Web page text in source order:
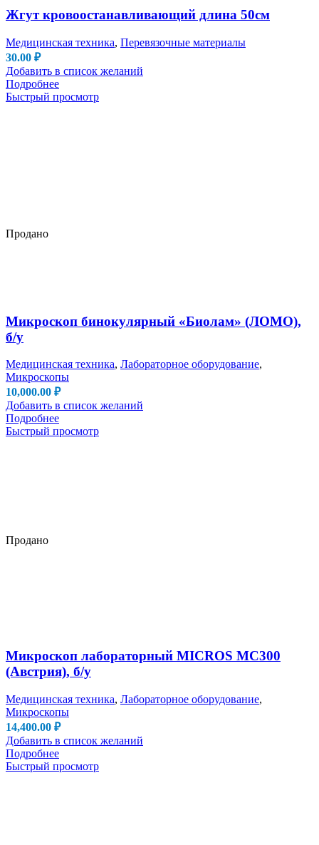
Продано
Жгут кровоостанавливающий длина 50см
Медицинская техника, Перевязочные материалы
30.00 ₽
Добавить в список желаний
Подробнее
Быстрый просмотр
Продано
Микроскоп бинокулярный «Биолам» (ЛОМО),
б/у
Медицинская техника, Лабораторное оборудование,
Микроскопы
10,000.00 ₽
Добавить в список желаний
Подробнее
Быстрый просмотр
Микроскоп лабораторный MICROS MC300
(Австрия), б/у
Медицинская техника, Лабораторное оборудование,
Микроскопы
14,400.00 ₽
Добавить в список желаний
Подробнее
Быстрый просмотр